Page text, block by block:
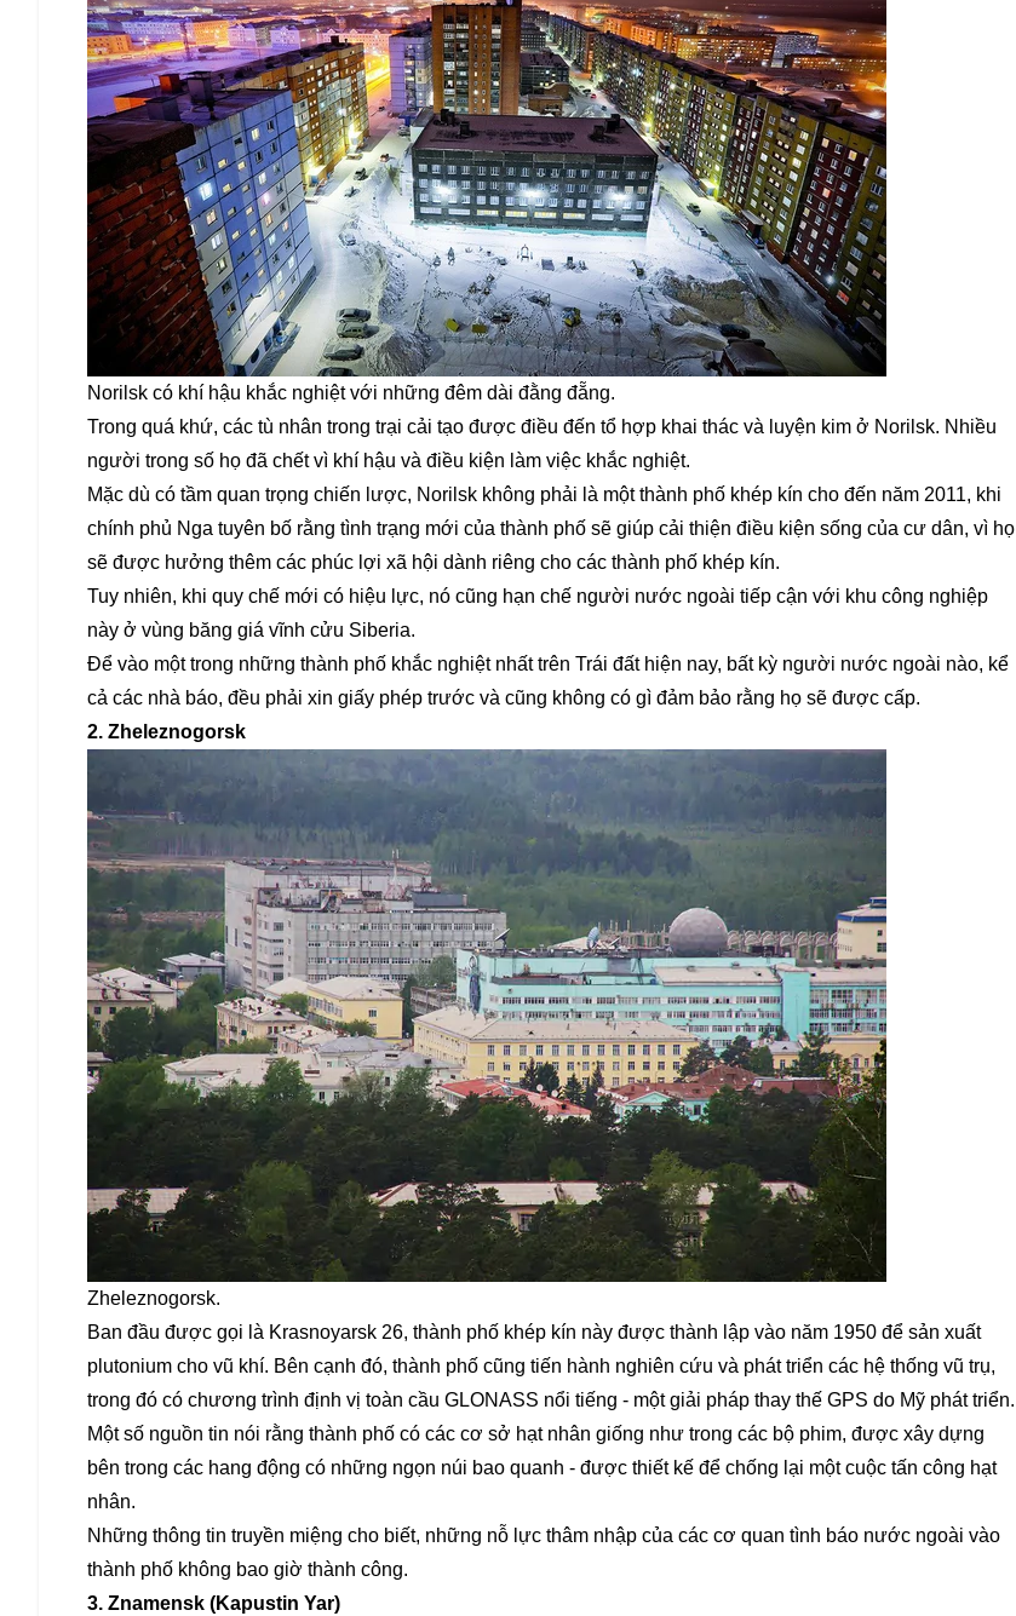
Norilsk có khí hậu khắc nghiệt với những đêm dài đằng đẵng.
Trong quá khứ, các tù nhân trong trại cải tạo được điều đến tổ hợp khai thác và luyện kim ở Norilsk. Nhiều
người trong số họ đã chết vì khí hậu và điều kiện làm việc khắc nghiệt.
Mặc dù có tầm quan trọng chiến lược, Norilsk không phải là một thành phố khép kín cho đến năm 2011, khi
chính phủ Nga tuyên bố rằng tình trạng mới của thành phố sẽ giúp cải thiện điều kiện sống của cư dân, vì họ
sẽ được hưởng thêm các phúc lợi xã hội dành riêng cho các thành phố khép kín.
Tuy nhiên, khi quy chế mới có hiệu lực, nó cũng hạn chế người nước ngoài tiếp cận với khu công nghiệp
này ở vùng băng giá vĩnh cửu Siberia.
Để vào một trong những thành phố khắc nghiệt nhất trên Trái đất hiện nay, bất kỳ người nước ngoài nào, kể
cả các nhà báo, đều phải xin giấy phép trước và cũng không có gì đảm bảo rằng họ sẽ được cấp.
2. Zheleznogorsk
Zheleznogorsk.
Ban đầu được gọi là Krasnoyarsk 26, thành phố khép kín này được thành lập vào năm 1950 để sản xuất
plutonium cho vũ khí. Bên cạnh đó, thành phố cũng tiến hành nghiên cứu và phát triển các hệ thống vũ trụ,
trong đó có chương trình định vị toàn cầu GLONASS nổi tiếng - một giải pháp thay thế GPS do Mỹ phát triển.
Một số nguồn tin nói rằng thành phố có các cơ sở hạt nhân giống như trong các bộ phim, được xây dựng
bên trong các hang động có những ngọn núi bao quanh - được thiết kế để chống lại một cuộc tấn công hạt
nhân.
Những thông tin truyền miệng cho biết, những nỗ lực thâm nhập của các cơ quan tình báo nước ngoài vào
thành phố không bao giờ thành công.
3. Znamensk (Kapustin Yar)